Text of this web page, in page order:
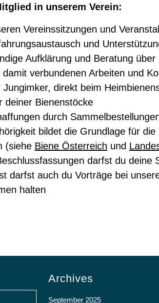
in unserem Verein:
Vereinssitzungen und
und
Aufklärung und Beratung
verbundenen Arbeiten und
direkt beim
deiner Bienenstöcke
durch
bildet die Grundlage für
(siehe Biene Österreich und
darfst du deine
darfst auch du Vorträge bei
halten
Archives
September 2025